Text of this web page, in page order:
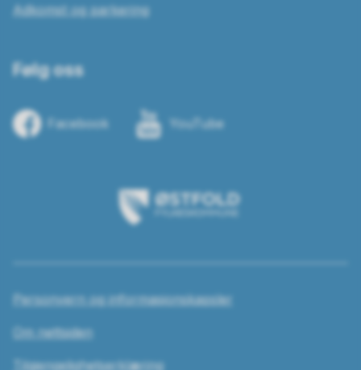
Adkomst og parkering
Følg oss
Facebook YouTube
Østfold
fylkeskommune
Personvern og informasjonskapsler
Om nettsiden
Tilgjengelighetserklæring